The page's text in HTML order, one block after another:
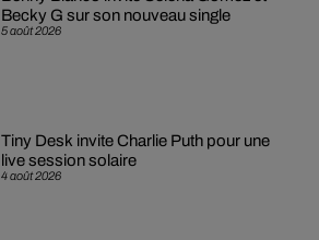
5 août 2026
Becky G sur son nouveau single
4 août 2026
Tiny Desk invite Charlie Puth pour une
live session solaire